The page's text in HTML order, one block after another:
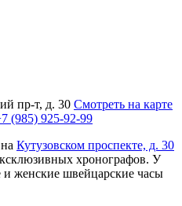
пр-т, д. 30 Смотреть на карте
(985) 925-92-99
Кутузовском проспекте, д. 30
хронографов. У
и женские швейцарские часы